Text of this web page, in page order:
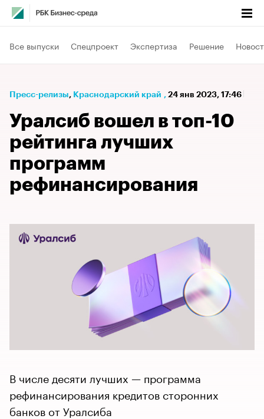
Все выпуски Спецпроект Экспертиза Решение
Пресс-релизы⁠, Краснодарский край , 24 янв 2023, 17:46
Уралсиб вошел в топ-10
рейтинга лучших
программ
рефинансирования
В числе десяти лучших — программа
рефинансирования кредитов сторонних
банков от Уралсиба